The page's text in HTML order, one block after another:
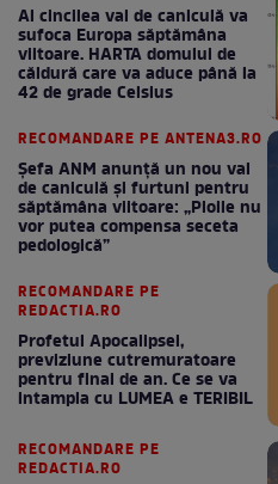
Al cincilea val de caniculă va
sufoca Europa săptămâna
viitoare. HARTA domului de
căldură care va aduce până la
42 de grade Celsius
RECOMANDARE PE ANTENA3.RO
Șefa ANM anunță un nou val
de caniculă și furtuni pentru
săptămâna viitoare: „Ploile nu
vor putea compensa seceta
pedologică”
RECOMANDARE PE
REDACTIA.RO
Profetul Apocalipsei,
previziune cutremuratoare
pentru final de an. Ce se va
intampla cu LUMEA e TERIBIL
RECOMANDARE PE
REDACTIA.RO